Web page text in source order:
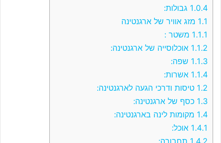
1.0.4 גבולות:
1.1 מזג אוויר של ארגנטינה
1.1.1 משטר :
1.1.2 אוכלוסייה של ארגנטינה:
1.1.3 שפה:
1.1.4 אשרות:
1.2 טיסות ודרכי הגעה לארגנטינה:
1.3 כסף של ארגנטינה:
1.4 מקומות לינה בארגנטינה:
1.4.1 אוכל:
1.4.2 תחבורה: